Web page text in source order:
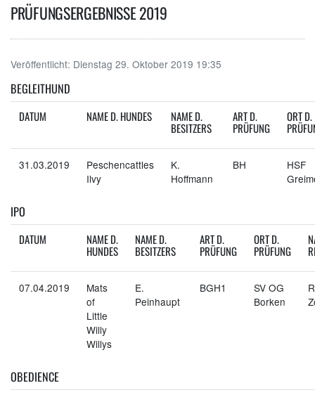
PRÜFUNGSERGEBNISSE 2019
Veröffentlicht: Dienstag 29. Oktober 2019 19:35
BEGLEITHUND
DATUM NAME D. HUNDES NAME D.
BESITZERS
ART D.
PRÜFUNG
ORT D.
31.03.2019
Peschencattles
Ilvy
K.
Hoffmann
BH
HSF
IPO
DATUM NAME D.
HUNDES
NAME D.
BESITZERS
ART D.
PRÜFUNG
ORT D.
PRÜFUNG
07.04.2019
Mats
of
Little
Willy
Willys
E.
Peinhaupt
BGH1
SV OG
Borken
OBEDIENCE